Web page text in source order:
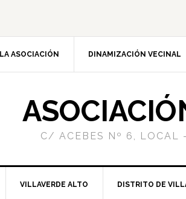
LA ASOCIACIÓN DINAMIZACIÓN VECINAL
C/ ACEBES Nº 6, LOCAL
VILLAVERDE ALTO DISTRITO DE